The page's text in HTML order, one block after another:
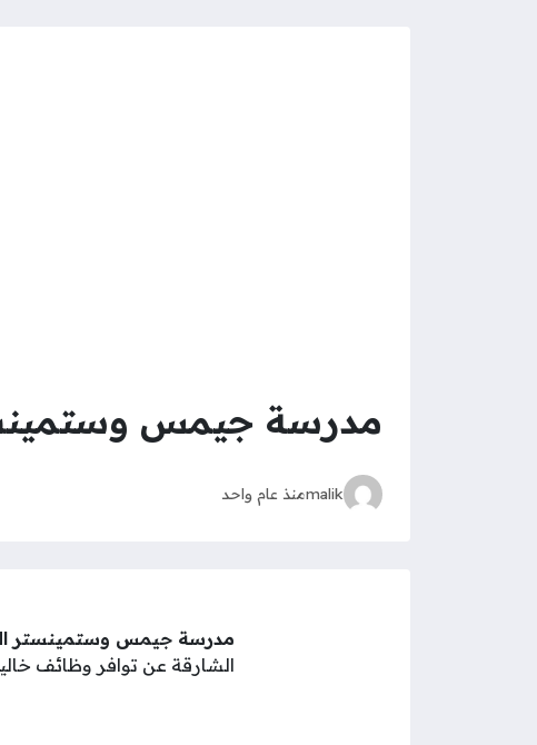
مدرسة جيمس
malikمنذ عام واحد
مدرسة جيمس وستمينستر
الشارقة عن توافر وظائف